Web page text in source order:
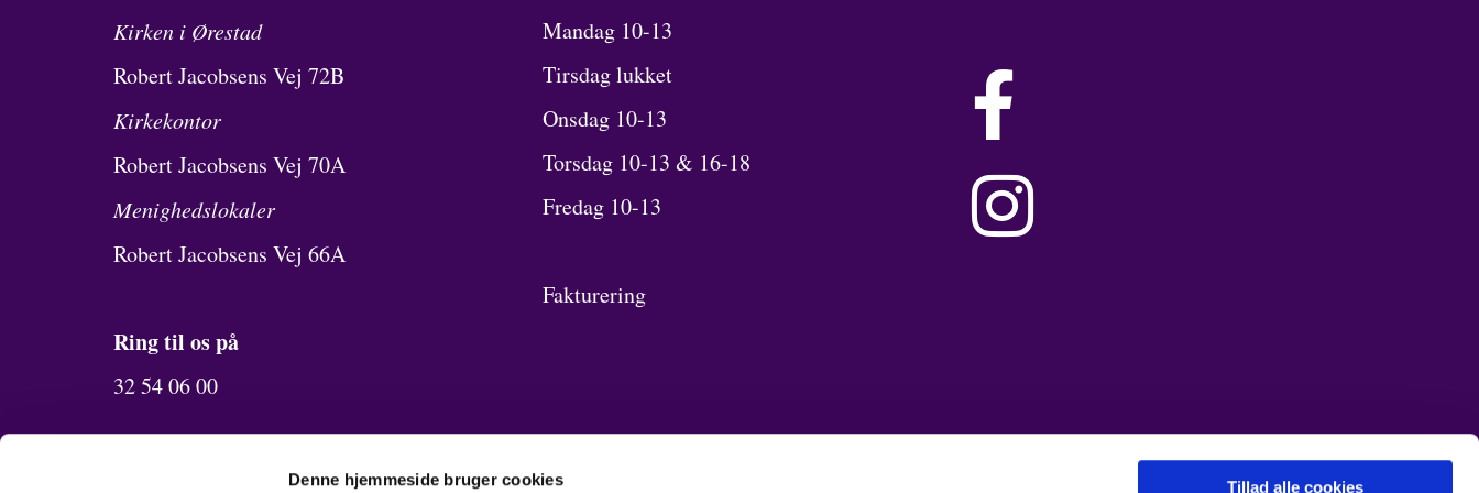
Denne hjemmeside bruger cookies Tillad alle cookies
Kirken i Ørestad
Robert Jacobsens Vej 72B
Kirkekontor
Robert Jacobsens Vej 70A
Menighedslokaler
Robert Jacobsens Vej 66A
Ring til os på
32 54 06 00
Mandag 10-13
Tirsdag lukket
Onsdag 10-13
Torsdag 10-13 & 16-18
Fredag 10-13
Fakturering

